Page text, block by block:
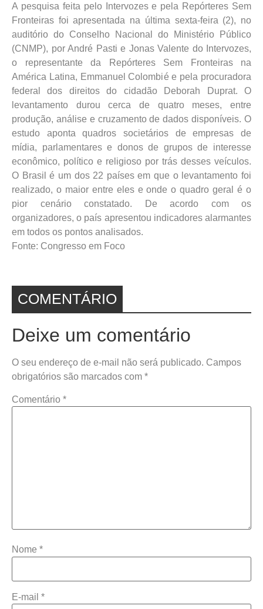
A pesquisa feita pelo Intervozes e pela Repórteres Sem
Fronteiras foi apresentada na última sexta-feira (2), no
auditório do Conselho Nacional do Ministério Público
(CNMP), por André Pasti e Jonas Valente do Intervozes,
o representante da Repórteres Sem Fronteiras na
América Latina, Emmanuel Colombié e pela procuradora
federal dos direitos do cidadão Deborah Duprat. O
levantamento durou cerca de quatro meses, entre
produção, análise e cruzamento de dados disponíveis. O
estudo aponta quadros societários de empresas de
mídia, parlamentares e donos de grupos de interesse
econômico, político e religioso por trás desses veículos.
O Brasil é um dos 22 países em que o levantamento foi
realizado, o maior entre eles e onde o quadro geral é o
pior cenário constatado. De acordo com os
organizadores, o país apresentou indicadores alarmantes
em todos os pontos analisados.
Fonte: Congresso em Foco
COMENTÁRIO
Deixe um comentário
O seu endereço de e-mail não será publicado. Campos
obrigatórios são marcados com *
Comentário *
Nome *
E-mail *